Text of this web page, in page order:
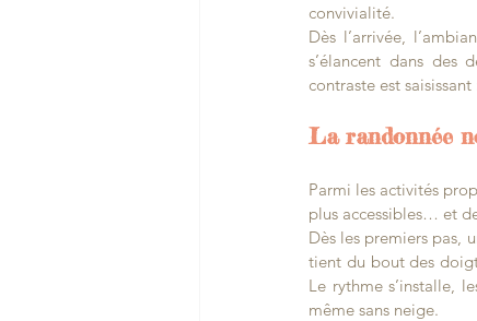
convivialité.
Dès l’arrivée,
s’élancent dans des
contraste est
La randonnée
Parmi les activités
plus accessibles… et
Dès les premiers pas,
tient du bout des
Le rythme s’installe,
même sans neige.